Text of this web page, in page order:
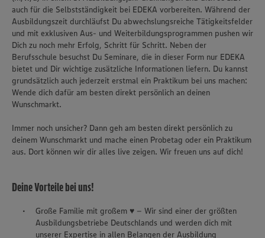
auch für die Selbstständigkeit bei EDEKA vorbereiten. Während der
Ausbildungszeit durchläufst Du abwechslungsreiche Tätigkeitsfelder
und mit exklusiven Aus- und Weiterbildungsprogrammen pushen wir
Dich zu noch mehr Erfolg, Schritt für Schritt. Neben der
Berufsschule besuchst Du Seminare, die in dieser Form nur EDEKA
bietet und Dir wichtige zusätzliche Informationen liefern. Du kannst
grundsätzlich auch jederzeit erstmal ein Praktikum bei uns machen:
Wende dich dafür am besten direkt persönlich an deinen
Wunschmarkt.
Immer noch unsicher? Dann geh am besten direkt persönlich zu
deinem Wunschmarkt und mache einen Probetag oder ein Praktikum
aus. Dort können wir dir alles live zeigen. Wir freuen uns auf dich!
Deine Vorteile bei uns!
Große Familie mit großem ♥ – Wir sind einer der größten
Ausbildungsbetriebe Deutschlands und werden dich mit
unserer Expertise in allen Belangen der Ausbildung